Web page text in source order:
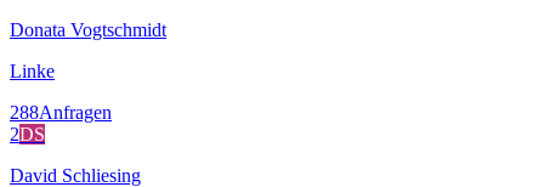
Donata Vogtschmidt
Linke
288Anfragen
2DS
David Schliesing